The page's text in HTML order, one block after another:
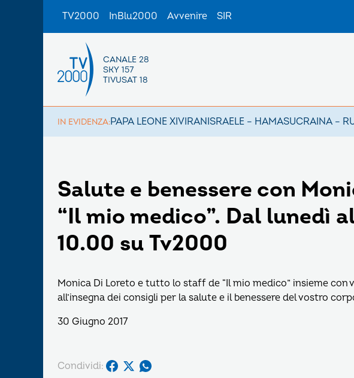
TV2000 InBlu2000 Avvenire SIR
CANALE 28
SKY 157
TIVUSAT 18
IN EVIDENZA:PAPA LEONE XIVIRANISRAELE – HAMASUCRAINA –
Salute e benessere con
“Il mio medico”. Dal lunedì
10.00 su Tv2000
Monica Di Loreto e tutto lo staff de “Il mio medico” insieme con
all’insegna dei consigli per la salute e il benessere del vostro
30 Giugno 2017
Condividi: